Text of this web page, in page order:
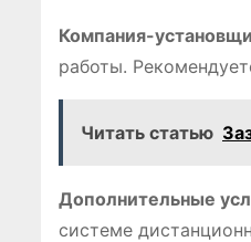
Компания-
работы.
Читать статью
Дополнительные
системе